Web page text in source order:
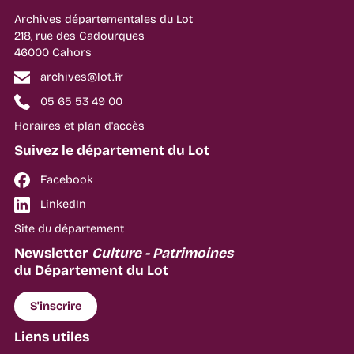
Archives départementales du Lot
218, rue des Cadourques
46000 Cahors
archives@lot.fr
05 65 53 49 00
Horaires et plan d'accès
Suivez le département du Lot
Facebook
LinkedIn
Site du département
Newsletter Culture - Patrimoines
du Département du Lot
S'inscrire
Liens utiles